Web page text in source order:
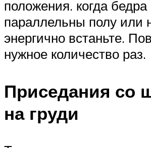
положения. когда бедра
параллельны полу или
энергично встаньте.
нужное количество раз.
Приседания со
на груди